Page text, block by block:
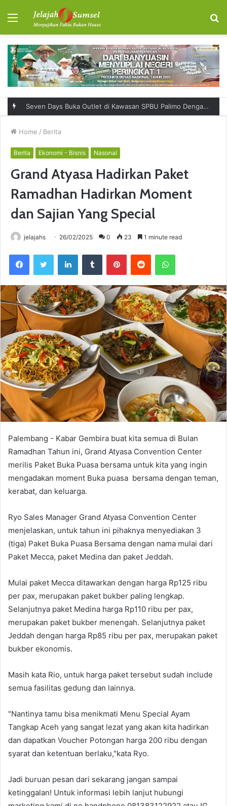
Menu
Seven Days Buka Outlet di Kawasan SPBU Palimo Dengan Konsep One Stop Hangout Destination
Home / Berita
Berita Ekonomi - Bisnis Nasonal
Grand Atyasa Hadirkan Paket
Ramadhan Hadirkan Moment
dan Sajian Yang Special
jelajahs 26/02/2025 0 23 1 minute read
Palembang - Kabar Gembira buat kita semua di Bulan
Ramadhan Tahun ini, Grand Atyasa Convention Center
merilis Paket Buka Puasa bersama untuk kita yang ingin
mengadakan moment Buka puasa bersama dengan teman,
kerabat, dan keluarga.
Ryo Sales Manager Grand Atyasa Convention Center
menjelaskan, untuk tahun ini pihaknya menyediakan 3
(tiga) Paket Buka Puasa Bersama dengan nama mulai dari
Paket Mecca, paket Medina dan paket Jeddah.
Mulai paket Mecca ditawarkan dengan harga Rp125 ribu
per pax, merupakan paket bukber paling lengkap.
Selanjutnya paket Medina harga Rp110 ribu per pax,
merupakan paket bukber menengah. Selanjutnya paket
Jeddah dengan harga Rp85 ribu per pax, merupakan paket
bukber ekonomis.
Masih kata Rio, untuk harga paket tersebut sudah include
semua fasilitas gedung dan lainnya.
"Nantinya tamu bisa menikmati Menu Special Ayam
Tangkap Aceh yang sangat lezat yang akan kita hadirkan
dan dapatkan Voucher Potongan harga 200 ribu dengan
syarat dan ketentuan berlaku,"kata Ryo.
Jadi buruan pesan dari sekarang jangan sampai
ketinggalan! Untuk informasi lebih lanjut hubungi